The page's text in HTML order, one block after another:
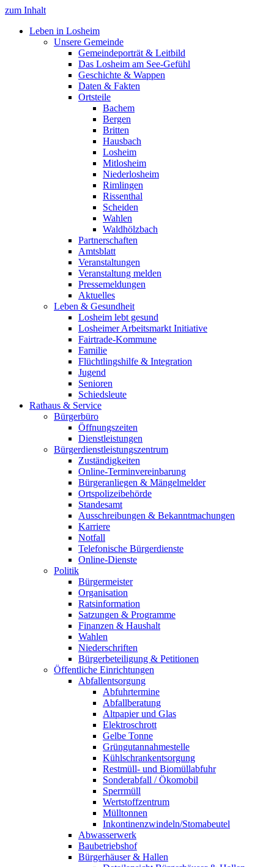
zum Inhalt
Leben in Losheim
Unsere Gemeinde
Gemeindeporträt & Leitbild
Das Losheim am See-Gefühl
Geschichte & Wappen
Daten & Fakten
Ortsteile
Bachem
Bergen
Britten
Hausbach
Losheim
Mitlosheim
Niederlosheim
Rimlingen
Rissenthal
Scheiden
Wahlen
Waldhölzbach
Partnerschaften
Amtsblatt
Veranstaltungen
Veranstaltung melden
Pressemeldungen
Aktuelles
Leben & Gesundheit
Losheim lebt gesund
Losheimer Arbeitsmarkt Initiative
Fairtrade-Kommune
Familie
Flüchtlingshilfe & Integration
Jugend
Senioren
Schiedsleute
Rathaus & Service
Bürgerbüro
Öffnungszeiten
Dienstleistungen
Bürgerdienstleistungszentrum
Zuständigkeiten
Online-Terminvereinbarung
Bürgeranliegen & Mängelmelder
Ortspolizeibehörde
Standesamt
Ausschreibungen & Bekanntmachungen
Karriere
Notfall
Telefonische Bürgerdienste
Online-Dienste
Politik
Bürgermeister
Organisation
Ratsinformation
Satzungen & Programme
Finanzen & Haushalt
Wahlen
Niederschriften
Bürgerbeteiligung & Petitionen
Öffentliche Einrichtungen
Abfallentsorgung
Abfuhrtermine
Abfallberatung
Altpapier und Glas
Elektroschrott
Gelbe Tonne
Grüngutannahmestelle
Kühlschrankentsorgung
Restmüll- und Biomüllabfuhr
Sonderabfall / Ökomobil
Sperrmüll
Wertstoffzentrum
Mülltonnen
Inkontinenzwindeln/Stomabeutel
Abwasserwerk
Baubetriebshof
Bürgerhäuser & Hallen